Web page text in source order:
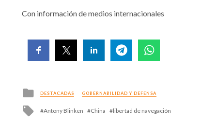
Con información de medios internacionales
Posted
in
DESTACADAS GOBERNABILIDAD Y DEFENSA
Tagged
Antony Blinken China
libertad de navegación